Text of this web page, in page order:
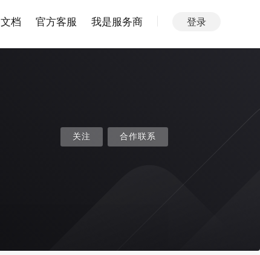
文档 官方客服 我是服务商 登录
关注 合作联系